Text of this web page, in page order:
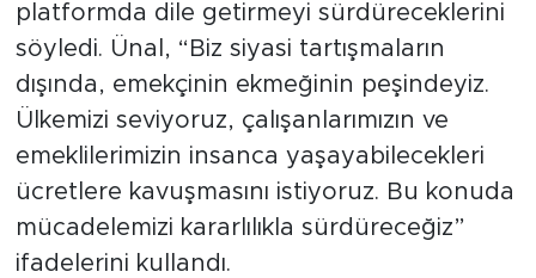
platformda dile getirmeyi sürdüreceklerini
söyledi. Ünal, “Biz siyasi tartışmaların
dışında, emekçinin ekmeğinin peşindeyiz.
Ülkemizi seviyoruz, çalışanlarımızın ve
emeklilerimizin insanca yaşayabilecekleri
ücretlere kavuşmasını istiyoruz. Bu konuda
mücadelemizi kararlılıkla sürdüreceğiz”
ifadelerini kullandı.